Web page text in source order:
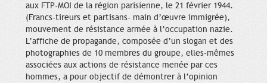
aux FTP-MOI de la région parisienne, le 21 février 1944.
(Francs-tireurs et partisans- main d’œuvre immigrée),
mouvement de résistance armée à l’occupation nazie.
L’affiche de propagande, composée d’un slogan et des
photographies de 10 membres du groupe, elles-mêmes
associées aux actions de résistance menée par ces
hommes, a pour objectif de démontrer à l’opinion